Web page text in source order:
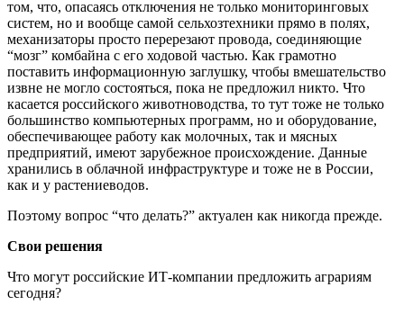
том, что, опасаясь отключения не только мониторинговых
систем, но и вообще самой сельхозтехники прямо в полях,
механизаторы просто перерезают провода, соединяющие
“мозг” комбайна с его ходовой частью. Как грамотно
поставить информационную заглушку, чтобы вмешательство
извне не могло состояться, пока не предложил никто. Что
касается российского животноводства, то тут тоже не только
большинство компьютерных программ, но и оборудование,
обеспечивающее работу как молочных, так и мясных
предприятий, имеют зарубежное происхождение. Данные
хранились в облачной инфраструктуре и тоже не в России,
как и у растениеводов.
Поэтому вопрос “что делать?” актуален как никогда прежде.
Свои решения
Что могут российские ИТ-компании предложить аграриям
сегодня?